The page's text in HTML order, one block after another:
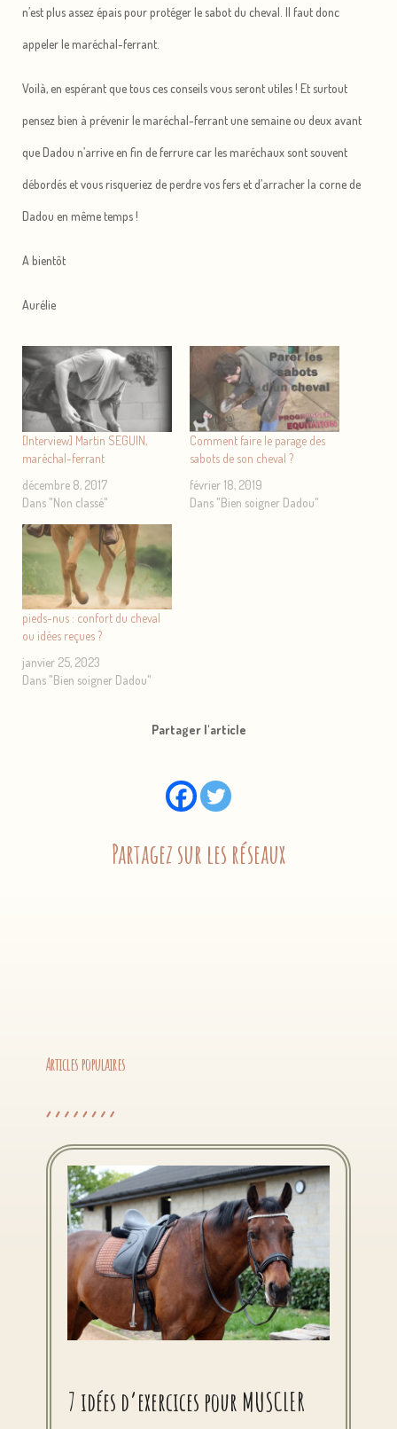
n’est plus assez épais pour protéger le sabot du cheval. Il faut donc
appeler le maréchal-ferrant.
Voilà, en espérant que tous ces conseils vous seront utiles ! Et surtout
pensez bien à prévenir le maréchal-ferrant une semaine ou deux avant
que Dadou n’arrive en fin de ferrure car les maréchaux sont souvent
débordés et vous risqueriez de perdre vos fers et d’arracher la corne de
Dadou en même temps !
A bientôt
Aurélie
[Interview] Martin SEGUIN,
maréchal-ferrant
décembre 8, 2017
Dans "Non classé"
Comment faire le parage des
sabots de son cheval ?
février 18, 2019
Dans "Bien soigner Dadou"
pieds-nus : confort du cheval
ou idées reçues ?
janvier 25, 2023
Dans "Bien soigner Dadou"
Partager l'article
Partagez sur les réseaux
Articles populaires
7 idées d’exercices pour MUSCLER